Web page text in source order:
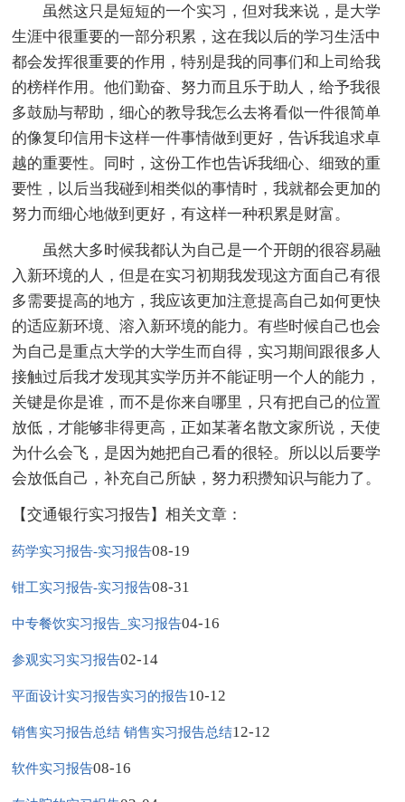
虽然这只是短短的一个实习，但对我来说，是大学
生涯中很重要的一部分积累，这在我以后的学习生活中
都会发挥很重要的作用，特别是我的同事们和上司给我
的榜样作用。他们勤奋、努力而且乐于助人，给予我很
多鼓励与帮助，细心的教导我怎么去将看似一件很简单
的像复印信用卡这样一件事情做到更好，告诉我追求卓
越的重要性。同时，这份工作也告诉我细心、细致的重
要性，以后当我碰到相类似的事情时，我就都会更加的
努力而细心地做到更好，有这样一种积累是财富。
虽然大多时候我都认为自己是一个开朗的很容易融
入新环境的人，但是在实习初期我发现这方面自己有很
多需要提高的地方，我应该更加注意提高自己如何更快
的适应新环境、溶入新环境的能力。有些时候自己也会
为自己是重点大学的大学生而自得，实习期间跟很多人
接触过后我才发现其实学历并不能证明一个人的能力，
关键是你是谁，而不是你来自哪里，只有把自己的位置
放低，才能够非得更高，正如某著名散文家所说，天使
为什么会飞，是因为她把自己看的很轻。所以以后要学
会放低自己，补充自己所缺，努力积攒知识与能力了。
【交通银行实习报告】相关文章：
药学实习报告-实习报告08-19
钳工实习报告-实习报告08-31
中专餐饮实习报告_实习报告04-16
参观实习实习报告02-14
平面设计实习报告实习的报告10-12
销售实习报告总结 销售实习报告总结12-12
软件实习报告08-16